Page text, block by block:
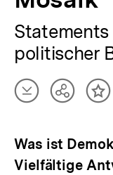
politischer
Artikel
herunterladen
Teilen
Was ist
Vielfältige